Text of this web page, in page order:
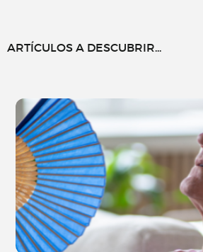
ARTÍCULOS A DESCUBRIR...